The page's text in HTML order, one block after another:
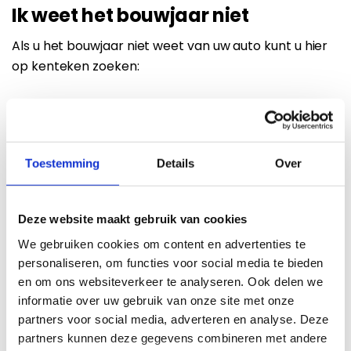
Toestemming Details Over
Deze website maakt gebruik van cookies
We gebruiken cookies om content en advertenties te
personaliseren, om functies voor social media te bieden
en om ons websiteverkeer te analyseren. Ook delen we
informatie over uw gebruik van onze site met onze
partners voor social media, adverteren en analyse. Deze
partners kunnen deze gegevens combineren met andere
Ik weet het bouwjaar niet
Als u het bouwjaar niet weet van uw auto kunt u hier
op kenteken zoeken:
Bel:085 273 48 25 (lokaal tarief)